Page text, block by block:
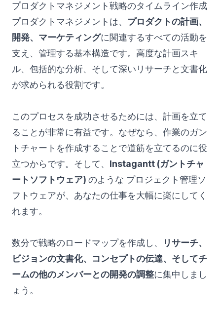
プロダクトマネジメント戦略のタイムライン作成
プロダクトマネジメントは、 プロダクトの計画、
開発、マーケティングに関連するすべての活動を
支え、管理する基本構造です。高度な計画スキ
ル、包括的な分析、そして深いリサーチと文書化
が求められる役割です。
このプロセスを成功させるためには、計画を立て
ることが非常に有益です。なぜなら、作業のガン
トチャート を作成することで道筋を立てるのに役
立つからです。そして、 Instagantt (ガントチャ
ートソフトウェア) のような プロジェクト管理ソ
フトウェアが、あなたの仕事を大幅に楽にしてく
れます。
数分で戦略のロードマップを作成し、
リサーチ、
ビジョンの文書化、コンセプトの伝達、そしてチ
ームの他のメンバーとの開発の調整に集中しまし
ょう。